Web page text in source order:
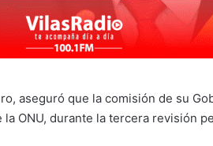
aseguró que la comisión de su
ONU, durante la tercera revisión